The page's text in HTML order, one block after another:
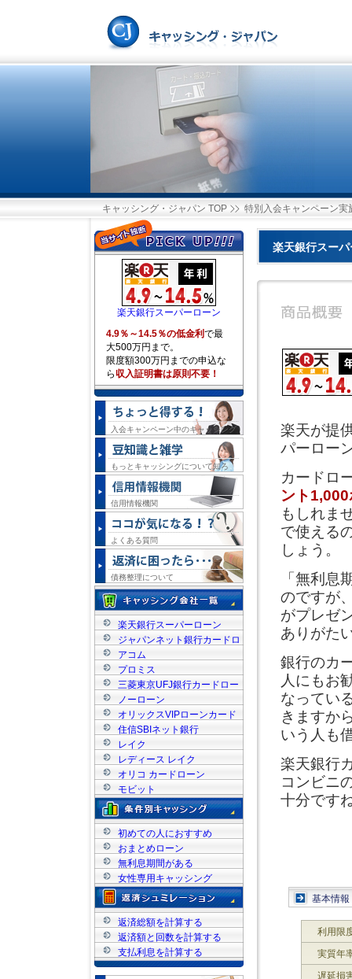
キャッシング・ジャパン TOP 特別入会キャンペーン実
楽天銀行スー
楽天が提
パーロー
カードロ
ント
もしれま
で使える
しょう。
「無利息
のですが
がプレゼ
ありがた
銀行のカ
人にもお
なってい
きますか
いう人も
楽天銀行
コンビニ
十分です
基本情報
利用限
実質年
遅延損
楽天銀行スーパーローン
4.9％～14.5％の低金利で最
大500万円まで。
限度額300万円までの申込な
ら収入証明書は原則不要！
入会キャンペーン中のキャッシング
もっとキャッシングについて知ろ
う！
信用情報機関
よくある質問
債務整理について
楽天銀行スーパーローン
ジャパンネット銀行カードロ
ーン
アコム
プロミス
三菱東京UFJ銀行カードロー
ン
ノーローン
オリックスVIPローンカード
住信SBIネット銀行
レイク
レディース レイク
オリコ カードローン
モビット
初めての人におすすめ
おまとめローン
無利息期間がある
女性専用キャッシング
返済総額を計算する
返済額と回数を計算する
支払利息を計算する